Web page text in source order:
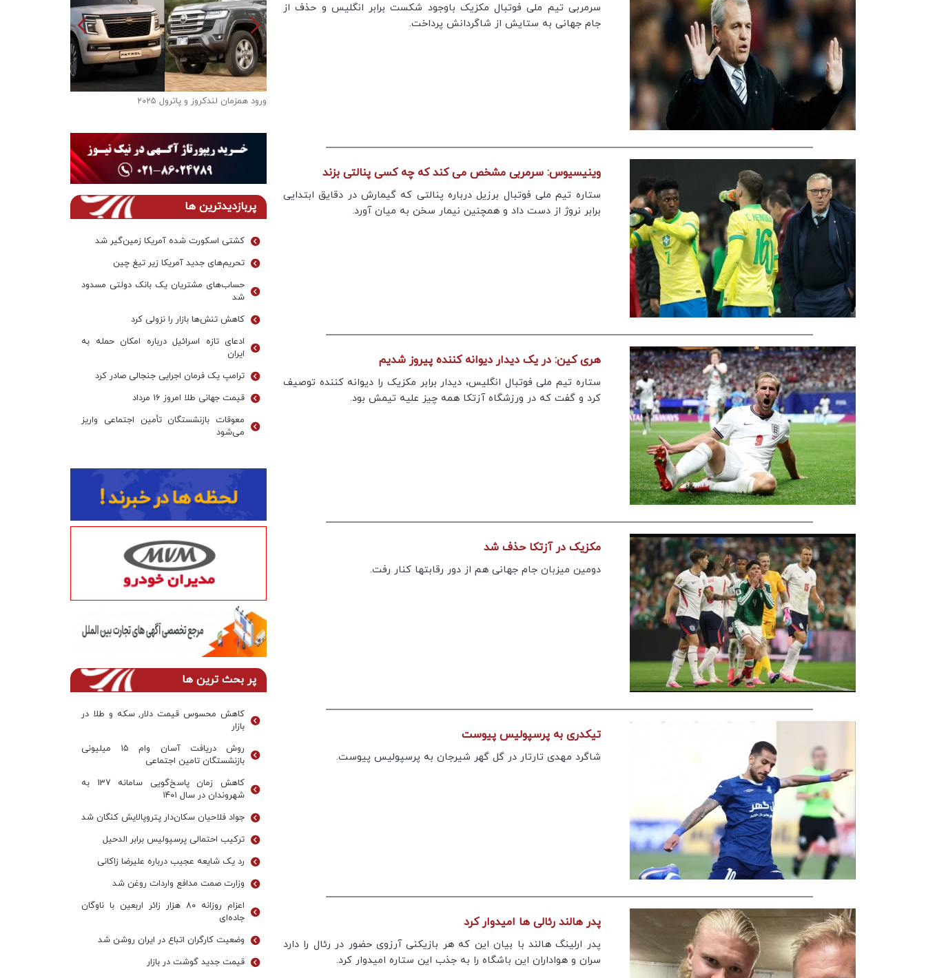
سرمربی تیم ملی فوتبال مکزیک باوجود شکست برابر انگلیس و حذف از
جام جهانی به ستایش از شاگردانش پرداخت.
وینیسیوس: سرمربی مشخص می کند که چه کسی پنالتی بزند
ستاره تیم ملی فوتبال برزیل درباره پنالتی که گیمارش در دقایق ابتدایی
برابر نروژ از دست داد و همچنین نیمار سخن به میان آورد.
هری کین: در یک دیدار دیوانه کننده پیروز شدیم
ستاره تیم ملی فوتبال انگلیس، دیدار برابر مکزیک را دیوانه کننده توصیف
کرد و گفت که در ورزشگاه آزتکا همه چیز علیه تیمش بود.
مکزیک در آزتکا حذف شد
دومین میزبان جام جهانی هم از دور رقابتها کنار رفت.
تیکدری به پرسپولیس پیوست
شاگرد مهدی تارتار در گل گهر شیرجان به پرسپولیس پیوست.
پدر هالند رئالی ها امیدوار کرد
پدر ارلینگ هالند با بیان این که هر بازیکنی آرزوی حضور در رئال را دارد
سران و هواداران این باشگاه را به جذب این ستاره امیدوار کرد.
ماجرای قلعه‌های متعدد در جنوب ایران چیست؟ ورود همزمان لندکروز و پاترول ۲۰۲۵
پربازدیدترین ها
کشتی اسکورت شده آمریکا زمین‌گیر شد
تحریم‌های جدید آمریکا زیر تیغ چین
حساب‌های مشتریان یک بانک‌ دولتی مسدود
شد
کاهش تنش‌ها بازار را نزولی کرد
ادعای تازه اسرائیل درباره امکان حمله به
ایران
ترامپ یک فرمان اجرایی جنجالی صادر کرد
قیمت جهانی طلا امروز ۱۶ مرداد
معوقات بازنشستگان تأمین اجتماعی واریز
می‌شود
پر بحث ترین ها
کاهش محسوس قیمت دلار, سکه و طلا در
بازار
روش دریافت آسان وام ۱۵ میلیونی
بازنشستگان تامین اجتماعی
کاهش زمان پاسخ‌گویی سامانه 137 به
شهروندان در سال ۱۴۰۱
جواد فلاحیان سکان‌دار پتروپالایش کنگان شد
ترکیب احتمالی پرسپولیس برابر الدحیل
رد یک شایعه عجیب درباره علیرضا زاکانی
وزارت صمت مدافع واردات روغن شد
اعزام روزانه ۸۰ هزار زائر اربعین با ناوگان
جاده‌ای
وضعیت کارگران اتباع در ایران روشن شد
قیمت جدید گوشت در بازار